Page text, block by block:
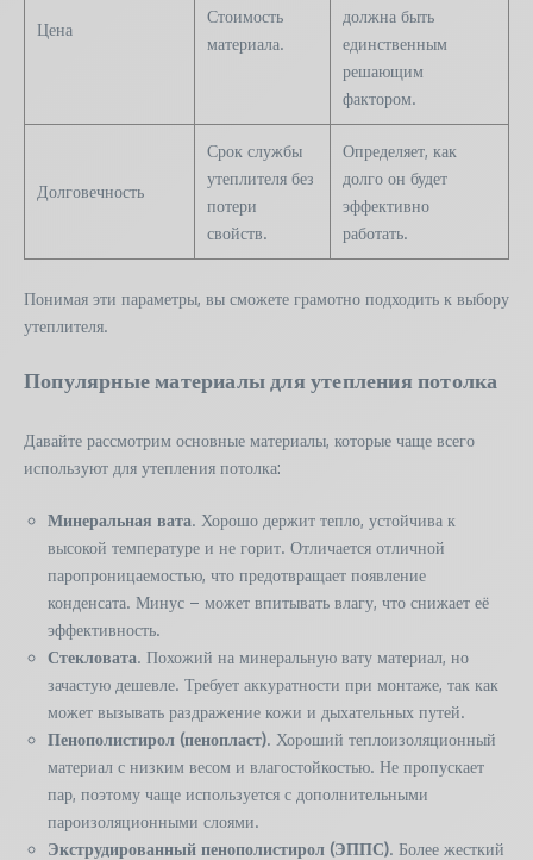
Цена
Стоимость
материала.
должна быть
единственным
решающим
фактором.
Долговечность
Срок службы
утеплителя без
потери
свойств.
Определяет, как
долго он будет
эффективно
работать.
Понимая эти параметры, вы сможете грамотно подходить к выбору
утеплителя.
Популярные материалы для утепления потолка
Давайте рассмотрим основные материалы, которые чаще всего
используют для утепления потолка:
Минеральная вата. Хорошо держит тепло, устойчива к
высокой температуре и не горит. Отличается отличной
паропроницаемостью, что предотвращает появление
конденсата. Минус – может впитывать влагу, что снижает её
эффективность.
Стекловата. Похожий на минеральную вату материал, но
зачастую дешевле. Требует аккуратности при монтаже, так как
может вызывать раздражение кожи и дыхательных путей.
Пенополистирол (пенопласт). Хороший теплоизоляционный
материал с низким весом и влагостойкостью. Не пропускает
пар, поэтому чаще используется с дополнительными
пароизоляционными слоями.
Экструдированный пенополистирол (ЭППС). Более жесткий